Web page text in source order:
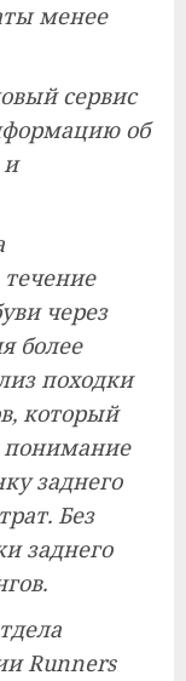
менее
сервис
об
течение
через
более
походки
который
понимание
заднего
Без
заднего
Runners